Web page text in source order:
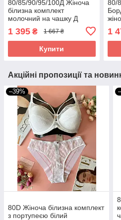
80/85/90/95/100Д Жіноча
білизна комплект
молочний на чашку Д
1 395 ₴ 1 667 ₴
Купити
80/
1
Акційні пропозиції та
–39%
80D Жіноча білизна комплект
з портупеєю білий